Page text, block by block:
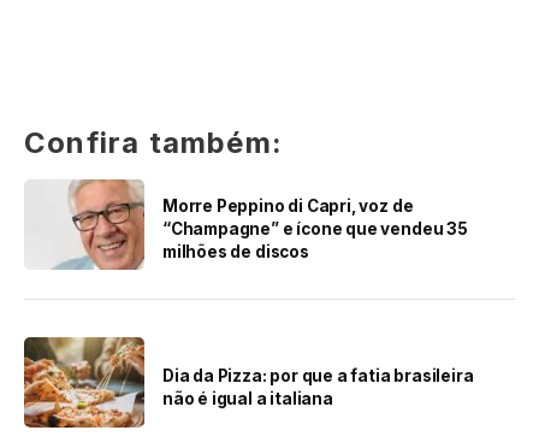
Confira também:
Morre Peppino di Capri, voz de
“Champagne” e ícone que vendeu 35
milhões de discos
Dia da Pizza: por que a fatia brasileira
não é igual a italiana